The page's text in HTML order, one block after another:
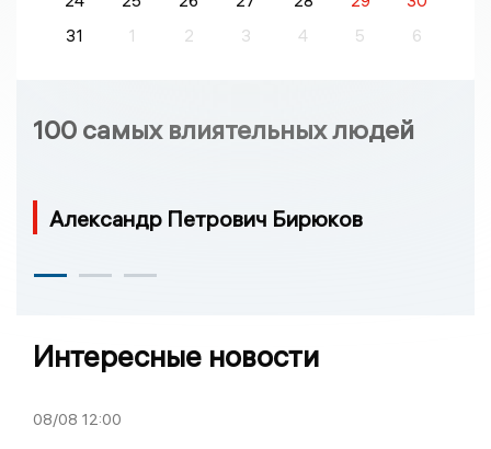
31
1 2 3 4 5 6
100 самых влиятельных людей
Александр Петрович Бирюков
Интересные новости
08/08 12:00